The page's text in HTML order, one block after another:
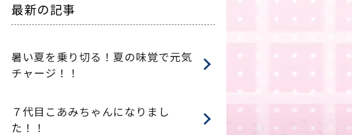
最新の記事
暑い夏を乗り切る！夏の味覚で元気
チャージ！！
７代目こあみちゃんになりまし
た！！